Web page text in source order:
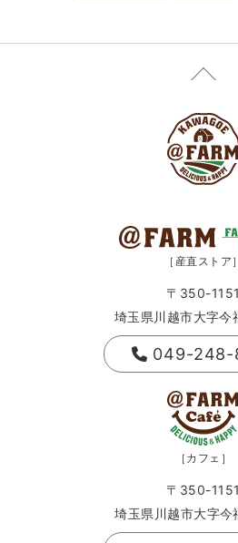
［産直ストア］
〒350-1151
埼玉県川越市大字
049-248-
［カフェ］
〒350-1151
埼玉県川越市大字